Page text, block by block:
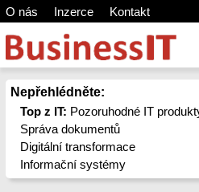
O nás Inzerce Kontakt
Nepřehlédněte:
Top z IT: Pozoruhodné IT
Správa dokumentů
Digitální transformace
Informační systémy